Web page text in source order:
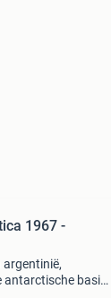
1967 -
argentinië,
antarctische basis